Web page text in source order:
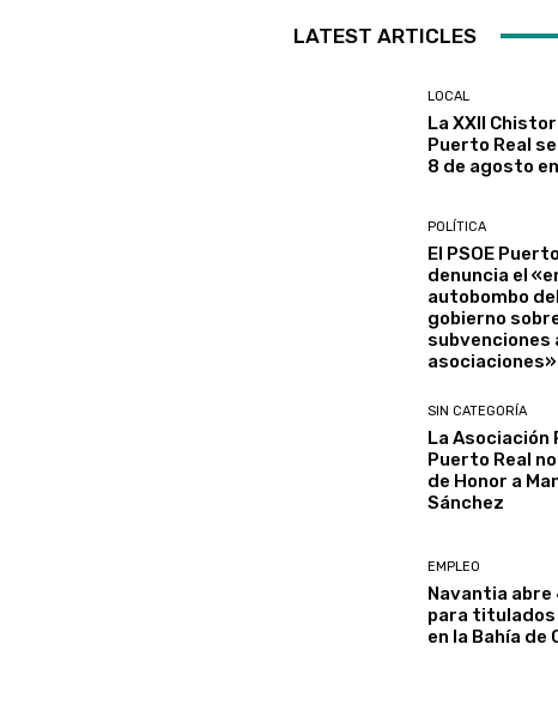
LATEST ARTICLES
LOCAL
La XXII
Puerto Real
8 de agosto
POLÍTICA
El PSOE
denuncia el
autobombo
gobierno
subvenciones
asociaciones»
SIN CATEGORÍA
La Asociación
Puerto Real
de Honor a
Sánchez
EMPLEO
Navantia abre
para
en la Bahía de